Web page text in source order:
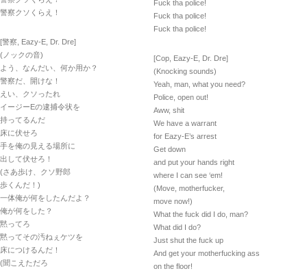
警察クソくらえ！
[警察, Eazy-E, Dr. Dre]
(ノックの音)
よう、なんだい、何か用か？
警察だ、開けな！
えい、クソったれ
イージーEの逮捕令状を
持ってるんだ
床に伏せろ
手を俺の見える場所に
出して伏せろ！
(さあ歩け、クソ野郎
歩くんだ！)
一体俺が何をしたんだよ？
俺が何をした？
黙ってろ
黙ってその汚ねぇケツを
床につけるんだ！
(聞こえただろ
Fuck tha police!
Fuck tha police!
Fuck tha police!
[Cop, Eazy-E, Dr. Dre]
(Knocking sounds)
Yeah, man, what you need?
Police, open out!
Aww, shit
We have a warrant
for Eazy-E’s arrest
Get down
and put your hands right
where I can see ‘em!
(Move, motherfucker,
move now!)
What the fuck did I do, man?
What did I do?
Just shut the fuck up
And get your motherfucking ass
on the floor!